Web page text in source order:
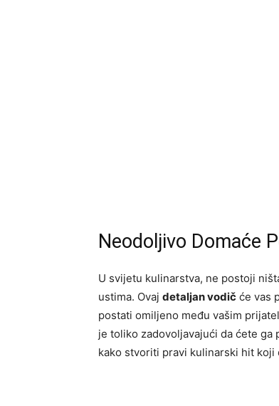
Neodoljivo Domaće
U svijetu kulinarstva, ne postoji
ustima. Ovaj detaljan vodič će vas
postati omiljeno među vašim
je toliko zadovoljavajući da ćete
kako stvoriti pravi kulinarski hit